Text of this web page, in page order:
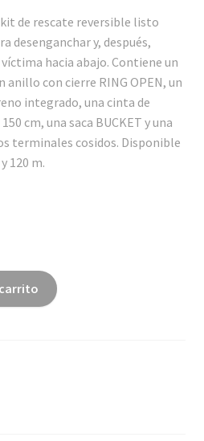
kit de rescate reversible listo
desenganchar y, después,
hacia abajo. Contiene un
anillo con cierre RING OPEN, un
integrado, una cinta de
cm, una saca BUCKET y una
terminales cosidos. Disponible
120 m.